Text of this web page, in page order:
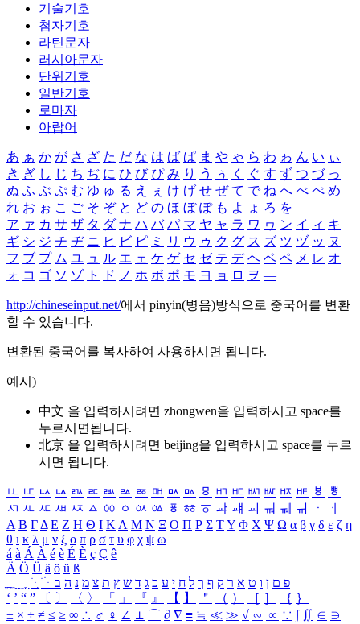
기술기호
첨자기호
라틴문자
러시아문자
단위기호
일반기호
로마자
아랍어
あ ぁ か が さ ざ た だ な は ば ぱ ま や ゃ ら わ ゎ ん い ぃ
き ぎ し じ ち ぢ に ひ び ぴ み り う ぅ く ぐ す ず つ づ っ
ぬ ふ ぶ ぷ む ゆ ゅ る え ぇ け げ せ ぜ て で ね へ べ ぺ め
れ お ぉ こ ご そ ぞ と ど の ほ ぼ ぽ も よ ょ ろ を
ア ァ カ サ ザ タ ダ ナ ハ バ パ マ ヤ ャ ラ ワ ヮ ン イ ィ キ
ギ シ ジ チ ヂ ニ ヒ ビ ピ ミ リ ウ ゥ ク グ ス ズ ツ ヅ ッ ヌ
フ ブ プ ム ユ ュ ル エ ェ ケ ゲ セ ゼ テ デ ヘ ベ ペ メ レ オ
ォ コ ゴ ソ ゾ ト ド ノ ホ ボ ポ モ ヨ ョ ロ ヲ ―
http://chineseinput.net/에서 pinyin(병음)방식으로 중국어를 변환
할 수 있습니다.
변환된 중국어를 복사하여 사용하시면 됩니다.
예시)
中文 을 입력하시려면 zhongwen을 입력하시고 space를
누르시면됩니다.
北京 을 입력하시려면 beijing을 입력하시고 space를 누르
시면 됩니다.
ㅥ ㅦ ㅧ ㅨ ㅩ ㅪ ㅫ ㅬ ㅭ ㅮ ㅯ ㅰ ㅱ ㅲ ㅳ ㅴ ㅵ ㅶ ㅷ ㅸ
ㅹ
ㅺ ㅻ ㅼ ㅽ ㅾ ㅿ ㆀ ㆁ ㆂ ㆃ ㆄ ㆅ ㆆ ㆇ ㆈ ㆉ ㆊ ㆋ ㆌ ㆍ
ㆎ
Α Β ΓΔ Ε Ζ Η Θ Ι ΚΛ Μ Ν Ξ Ο Π Ρ Σ ΤΥ Φ Χ Ψ Ω α β γ δ ε ζ η
θ ι κ λ μ ν ξ ο π ρ σ τ υ φ χ ψ ω
á à Á À é è É È ç Ç ê
Ä Ö Ü ä ö ü ß
ִֶֹ ֻּ ׁׂ פ ם ן ו ט א ר ק ף ך ל ח י ע כ ג ד ש ץ ת צ מ נ ה ב
‘ ’ “ ” 〔 〕 〈 〉 「 」 『 』 【 】 ＂ （ ） ［ ］ ｛ ｝
± × ÷ ≠ ≤ ≥ ∞ ∴ ♂ ♀ ∠ ⊥ ⌒ ∂ ∇ ≡ ≒ ≪ ≫ √ ∽ ∝ ∵ ∫ ∬ ∈ ∋